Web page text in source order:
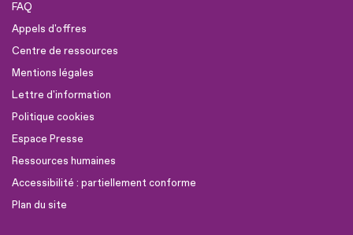
FAQ
Appels d'offres
Centre de ressources
Mentions légales
Lettre d'information
Politique cookies
Espace Presse
Ressources humaines
Accessibilité : partiellement conforme
Plan du site